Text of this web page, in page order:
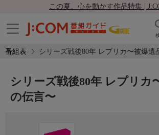
この夏、心を動かす作品特集 |
番組表 シリーズ戦後80年 レプリカ〜被爆遺
シリーズ戦後80年 レプリカ
の伝言〜